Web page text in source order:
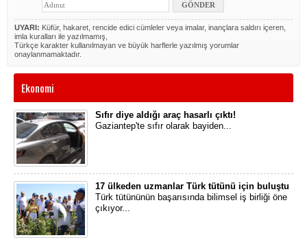
UYARI: Küfür, hakaret, rencide edici cümleler veya imalar, inançlara saldırı içeren,
imla kuralları ile yazılmamış,
Türkçe karakter kullanılmayan ve büyük harflerle yazılmış yorumlar
onaylanmamaktadır.
Ekonomi
Sıfır diye aldığı araç hasarlı çıktı!
Gaziantep'te sıfır olarak bayiden...
17 ülkeden uzmanlar Türk tütünü için buluştu
Türk tütününün başarısında bilimsel iş birliği öne
çıkıyor...